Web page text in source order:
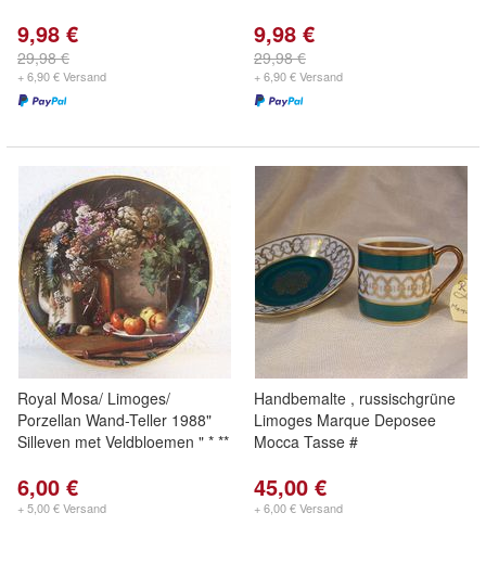
9,98 €
29,98 €
+ 6,90 € Versand
9,98 €
29,98 €
+ 6,90 € Versand
Royal Mosa/ Limoges/
Porzellan Wand-Teller 1988"
Silleven met Veldbloemen " * **
6,00 €
+ 5,00 € Versand
Handbemalte , russischgrüne
Limoges Marque Deposee
Mocca Tasse #
45,00 €
+ 6,00 € Versand